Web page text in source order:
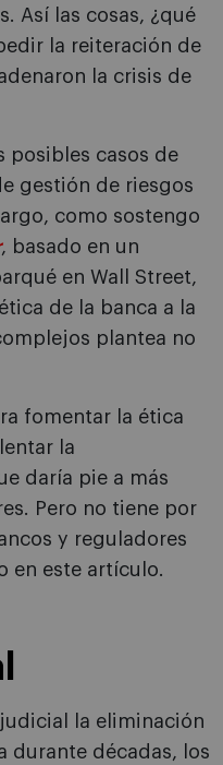
Así las cosas, ¿qué
la reiteración de
la crisis de
posibles casos de
gestión de riesgos
como sostengo
, basado en un
en Wall Street,
de la banca a la
plantea no
fomentar la ética
la
daría pie a más
Pero no tiene por
y reguladores
en este artículo.
la eliminación
durante décadas, los